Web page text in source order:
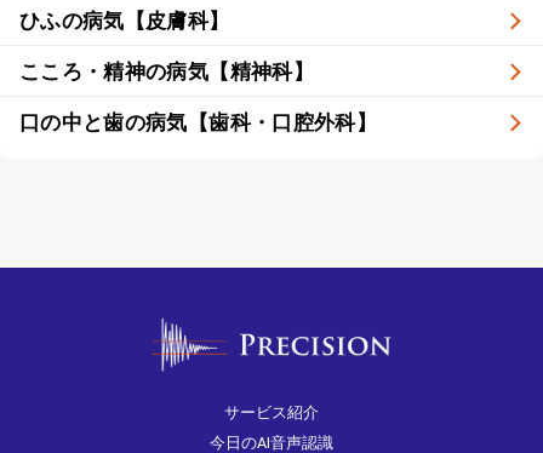
ひふの病気【皮膚科】
こころ・精神の病気【精神科】
口の中と歯の病気【歯科・口腔外科】
サービス紹介
今日のAI音声認識